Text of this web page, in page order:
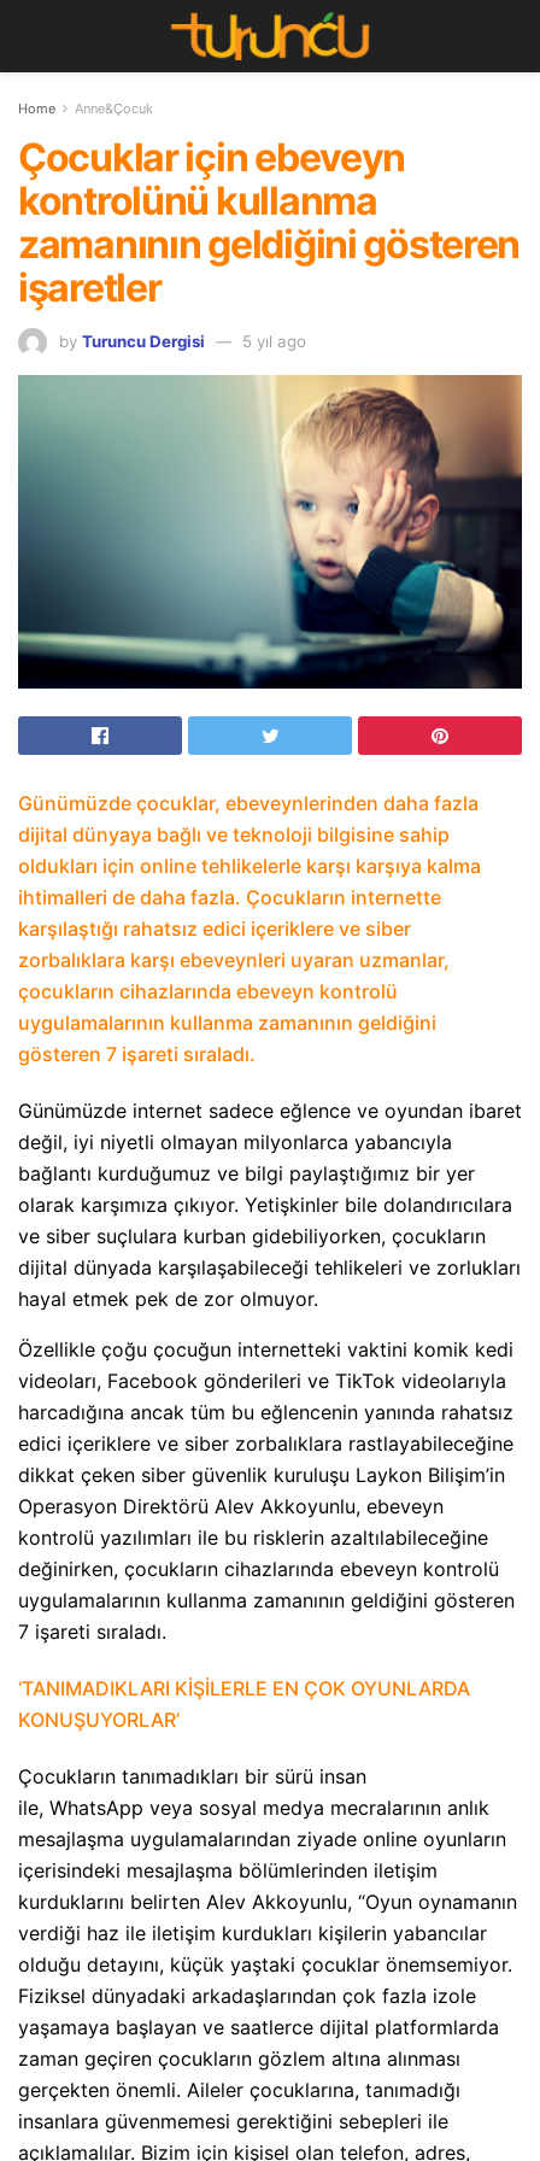
Home Anne&Çocuk
Çocuklar için ebeveyn
kontrolünü kullanma
zamanının geldiğini gösteren
işaretler
by Turuncu Dergisi 5 yıl ago
Günümüzde çocuklar, ebeveynlerinden daha fazla
dijital dünyaya bağlı ve teknoloji bilgisine sahip
oldukları için online tehlikelerle karşı karşıya kalma
ihtimalleri de daha fazla. Çocukların internette
karşılaştığı rahatsız edici içeriklere ve siber
zorbalıklara karşı ebeveynleri uyaran uzmanlar,
çocukların cihazlarında ebeveyn kontrolü
uygulamalarının kullanma zamanının geldiğini
gösteren 7 işareti sıraladı.
Günümüzde internet sadece eğlence ve oyundan ibaret
değil, iyi niyetli olmayan milyonlarca yabancıyla
bağlantı kurduğumuz ve bilgi paylaştığımız bir yer
olarak karşımıza çıkıyor. Yetişkinler bile dolandırıcılara
ve siber suçlulara kurban gidebiliyorken, çocukların
dijital dünyada karşılaşabileceği tehlikeleri ve zorlukları
hayal etmek pek de zor olmuyor.
Özellikle çoğu çocuğun internetteki vaktini komik kedi
videoları, Facebook gönderileri ve TikTok videolarıyla
harcadığına ancak tüm bu eğlencenin yanında rahatsız
edici içeriklere ve siber zorbalıklara rastlayabileceğine
dikkat çeken siber güvenlik kuruluşu Laykon Bilişim’in
Operasyon Direktörü Alev Akkoyunlu, ebeveyn
kontrolü yazılımları ile bu risklerin azaltılabileceğine
değinirken, çocukların cihazlarında ebeveyn kontrolü
uygulamalarının kullanma zamanının geldiğini gösteren
7 işareti sıraladı.
‘TANIMADIKLARI KİŞİLERLE EN ÇOK OYUNLARDA
KONUŞUYORLAR’
Çocukların tanımadıkları bir sürü insan
ile, WhatsApp veya sosyal medya mecralarının anlık
mesajlaşma uygulamalarından ziyade online oyunların
içerisindeki mesajlaşma bölümlerinden iletişim
kurduklarını belirten Alev Akkoyunlu, “Oyun oynamanın
verdiği haz ile iletişim kurdukları kişilerin yabancılar
olduğu detayını, küçük yaştaki çocuklar önemsemiyor.
Fiziksel dünyadaki arkadaşlarından çok fazla izole
yaşamaya başlayan ve saatlerce dijital platformlarda
zaman geçiren çocukların gözlem altına alınması
gerçekten önemli. Aileler çocuklarına, tanımadığı
insanlara güvenmemesi gerektiğini sebepleri ile
açıklamalılar. Bizim için kişisel olan telefon, adres,